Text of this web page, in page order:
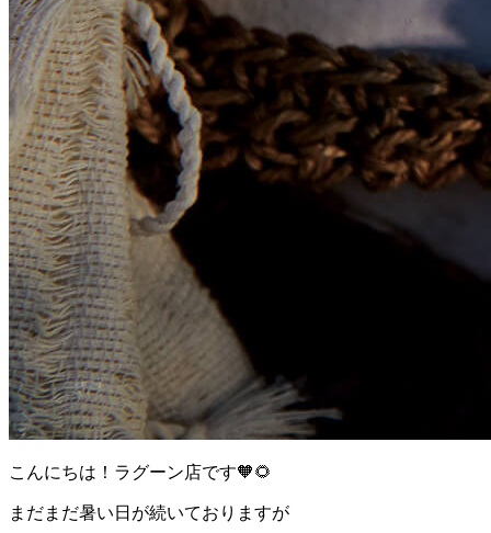
こんにちは！ラグーン店です🧡🌻
まだまだ暑い日が続いておりますが